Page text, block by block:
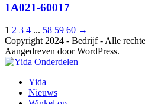
1A021-60017
1 2 3 4 ... 58 59 60 →
Copyright 2024 - Bedrijf - Alle
Aangedreven door WordPress.
Yida
Nieuws